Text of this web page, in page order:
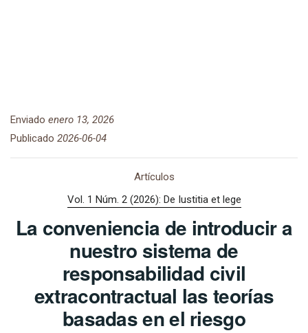
Enviado enero 13, 2026
Publicado 2026-06-04
Artículos
Vol. 1 Núm. 2 (2026): De Iustitia et lege
La conveniencia de introducir a
nuestro sistema de
responsabilidad civil
extracontractual las teorías
basadas en el riesgo